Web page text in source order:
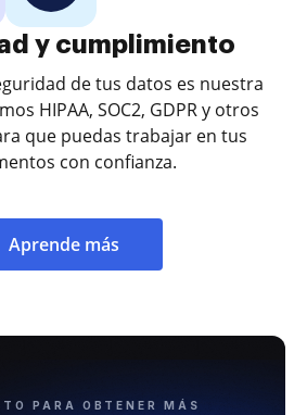
y cumplimiento
de tus datos es nuestra
HIPAA, SOC2, GDPR y otros
que puedas trabajar en tus
con confianza.
Aprende más
PARA OBTENER MÁS